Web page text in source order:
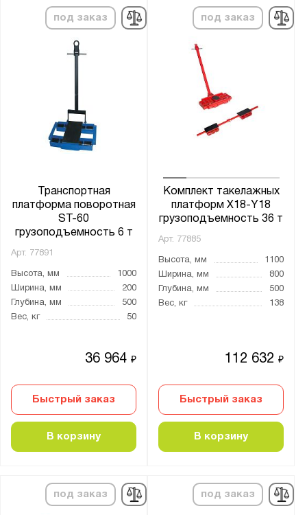
под заказ
Транспортная
платформа поворотная
ST-60
грузоподъемность 6 т
Арт. 77891
Высота, мм
1000
Ширина, мм
200
Глубина, мм
500
Вес, кг
50
36 964₽
Быстрый заказ
В корзину
под заказ
Комплект такелажных
платформ X18-Y18
грузоподъемность 36 т
Арт. 77885
Высота, мм
1100
Ширина, мм
800
Глубина, мм
500
Вес, кг
138
112 632₽
Быстрый заказ
В корзину
под заказ под заказ